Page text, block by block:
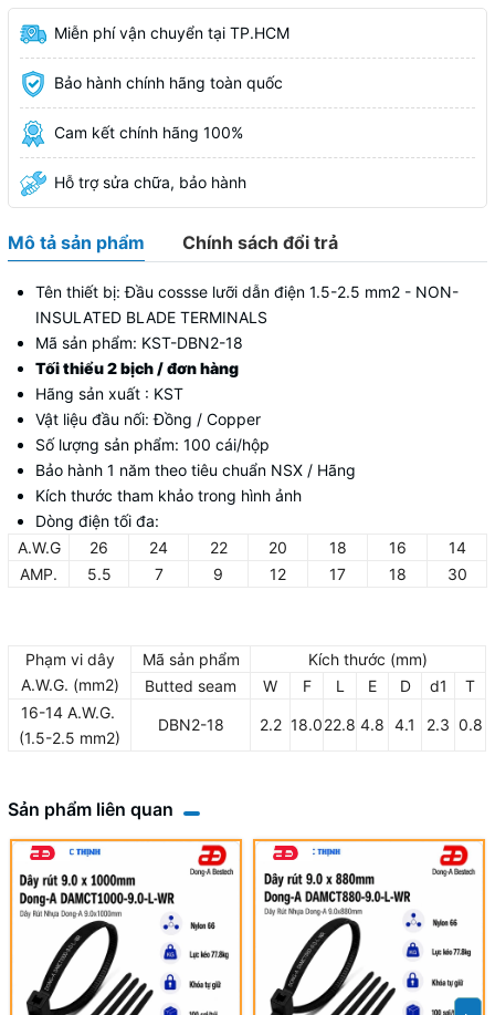
Miễn phí vận chuyển tại TP.HCM
Bảo hành chính hãng toàn quốc
Cam kết chính hãng 100%
Hỗ trợ sửa chữa, bảo hành
Mô tả sản phẩm Chính sách đổi trả
Tên thiết bị: Đầu cossse lưỡi dẫn điện 1.5-2.5 mm2 - NON-
INSULATED BLADE TERMINALS
Mã sản phẩm: KST-DBN2-18
Tối thiểu 2 bịch / đơn hàng
Hãng sản xuất : KST
Vật liệu đầu nối: Đồng / Copper
Số lượng sản phẩm: 100 cái/hộp
Bảo hành 1 năm theo tiêu chuẩn NSX / Hãng
Kích thước tham khảo trong hình ảnh
Dòng điện tối đa:
A.W.G
26 24 22 20 18 16
14
AMP.
5.5 7 9 12 17 18 30
Phạm vi dây
A.W.G. (mm2)
Mã sản phẩm
Kích thước (mm)
Butted seam
W F L E D d1
T
16-14 A.W.G.
(1.5-2.5 mm2)
DBN2-18 2.2 18.022.8 4.8 4.1 2.3 0.8
Sản phẩm liên quan